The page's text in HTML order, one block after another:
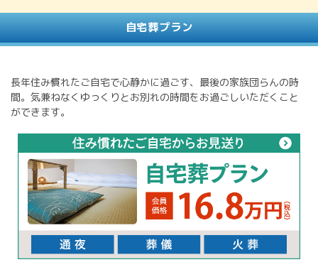
自宅葬プラン
長年住み慣れたご自宅で心静かに過ごす、最後の家族団らんの時
間。気兼ねなくゆっくりとお別れの時間をお過ごしいただくこと
ができます。